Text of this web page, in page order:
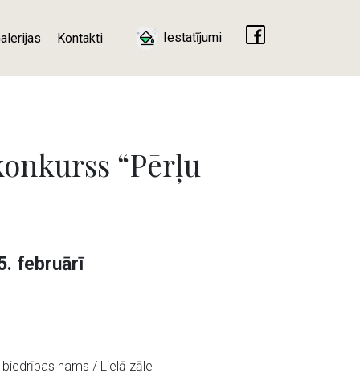
Kontakti Iestatījumi
“Pērļu
februārī
nams / Lielā zāle